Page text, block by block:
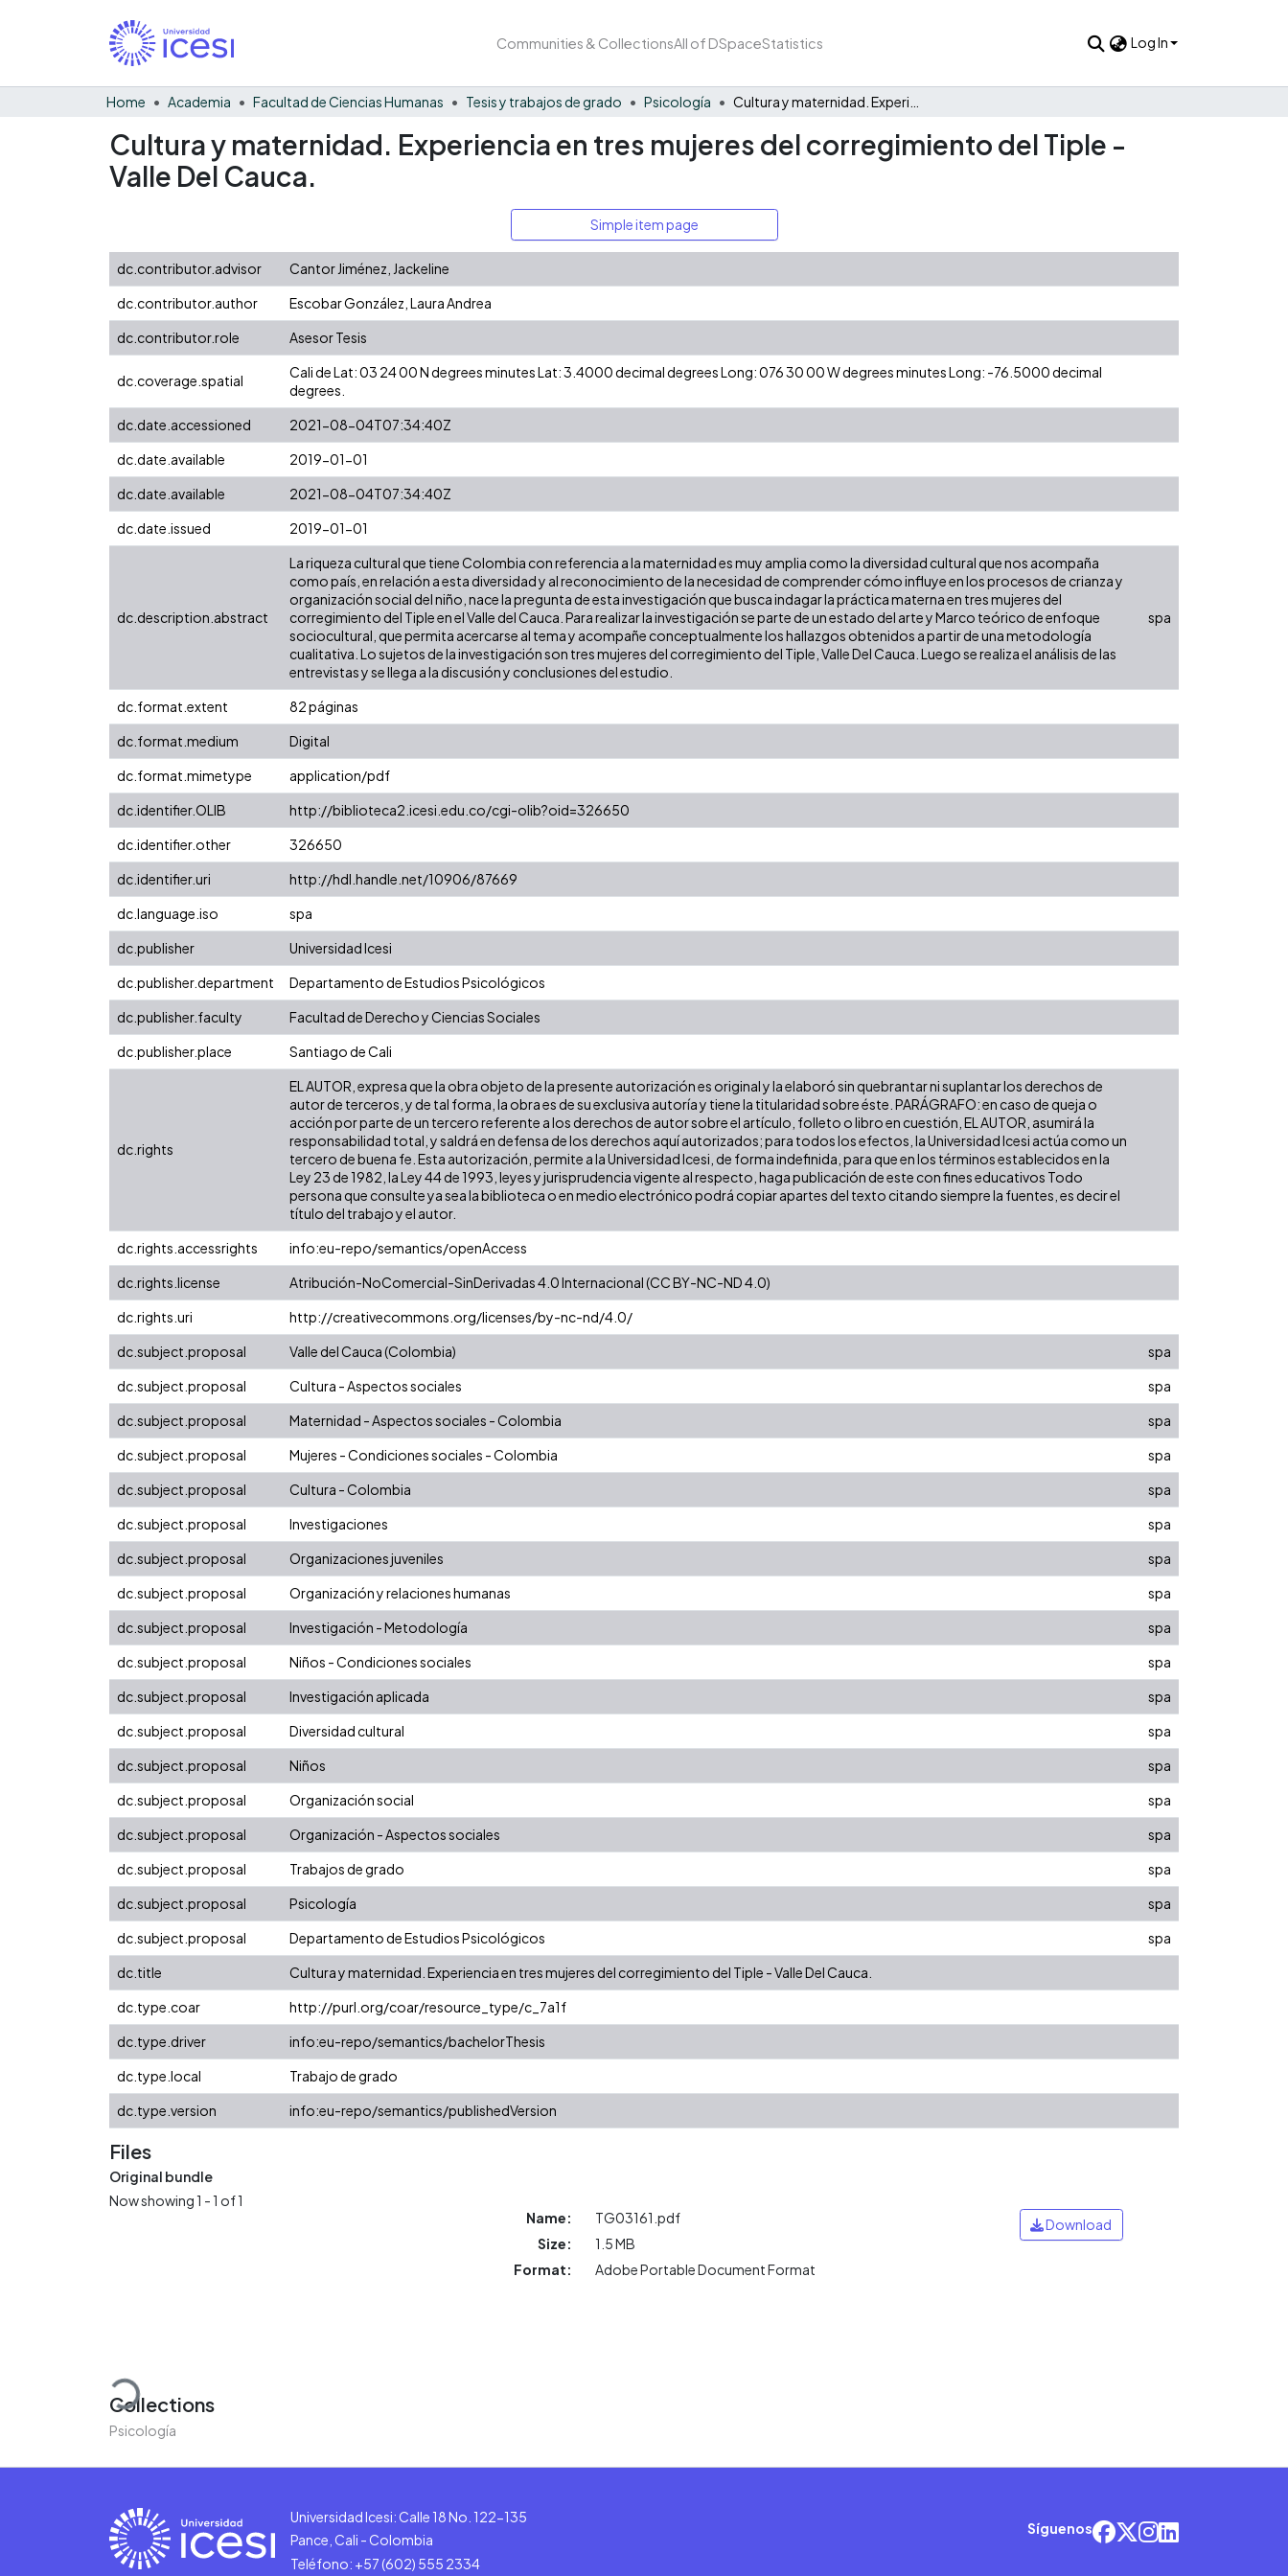
Communities & CollectionsAll of DSpaceStatistics Log In
Home Academia Facultad de Ciencias Humanas Tesis y trabajos de grado Psicología
Cultura y maternidad. Experiencia en tres mujeres del corregimiento del Tiple -
Valle Del Cauca.
Simple item page
dc.contributor.advisor
Cantor Jiménez, Jackeline
dc.contributor.author
Escobar González, Laura Andrea
dc.contributor.role
Asesor Tesis
dc.coverage.spatial
Cali de Lat: 03 24 00 N degrees minutes Lat: 3.4000 decimal degrees Long: 076 30 00 W degrees minutes Long: -76.5000 decimal
degrees.
dc.date.accessioned
2021-08-04T07:34:40Z
dc.date.available
2019-01-01
dc.date.available
2021-08-04T07:34:40Z
dc.date.issued
2019-01-01
dc.description.abstract
La riqueza cultural que tiene Colombia con referencia a la maternidad es muy amplia como la diversidad cultural que nos acompaña
como país, en relación a esta diversidad y al reconocimiento de la necesidad de comprender cómo influye en los procesos de crianza y
organización social del niño, nace la pregunta de esta investigación que busca indagar la práctica materna en tres mujeres del
corregimiento del Tiple en el Valle del Cauca. Para realizar la investigación se parte de un estado del arte y Marco teórico de enfoque
sociocultural, que permita acercarse al tema y acompañe conceptualmente los hallazgos obtenidos a partir de una metodología
cualitativa. Lo sujetos de la investigación son tres mujeres del corregimiento del Tiple, Valle Del Cauca. Luego se realiza el análisis de las
entrevistas y se llega a la discusión y conclusiones del estudio.
spa
dc.format.extent
82 páginas
dc.format.medium
Digital
dc.format.mimetype
application/pdf
dc.identifier.OLIB
http://biblioteca2.icesi.edu.co/cgi-olib?oid=326650
dc.identifier.other
326650
dc.identifier.uri
http://hdl.handle.net/10906/87669
dc.language.iso
spa
dc.publisher
Universidad Icesi
dc.publisher.department
Departamento de Estudios Psicológicos
dc.publisher.faculty
Facultad de Derecho y Ciencias Sociales
dc.publisher.place
Santiago de Cali
dc.rights
EL AUTOR, expresa que la obra objeto de la presente autorización es original y la elaboró sin quebrantar ni suplantar los derechos de
autor de terceros, y de tal forma, la obra es de su exclusiva autoría y tiene la titularidad sobre éste. PARÁGRAFO: en caso de queja o
acción por parte de un tercero referente a los derechos de autor sobre el artículo, folleto o libro en cuestión, EL AUTOR, asumirá la
responsabilidad total, y saldrá en defensa de los derechos aquí autorizados; para todos los efectos, la Universidad Icesi actúa como un
tercero de buena fe. Esta autorización, permite a la Universidad Icesi, de forma indefinida, para que en los términos establecidos en la
Ley 23 de 1982, la Ley 44 de 1993, leyes y jurisprudencia vigente al respecto, haga publicación de este con fines educativos Todo
persona que consulte ya sea la biblioteca o en medio electrónico podrá copiar apartes del texto citando siempre la fuentes, es decir el
título del trabajo y el autor.
dc.rights.accessrights
info:eu-repo/semantics/openAccess
dc.rights.license
Atribución-NoComercial-SinDerivadas 4.0 Internacional (CC BY-NC-ND 4.0)
dc.rights.uri
http://creativecommons.org/licenses/by-nc-nd/4.0/
dc.subject.proposal
Valle del Cauca (Colombia)
spa
dc.subject.proposal
Cultura - Aspectos sociales
spa
dc.subject.proposal
Maternidad - Aspectos sociales - Colombia
spa
dc.subject.proposal
Mujeres - Condiciones sociales - Colombia
spa
dc.subject.proposal
Cultura - Colombia
spa
dc.subject.proposal
Investigaciones
spa
dc.subject.proposal
Organizaciones juveniles
spa
dc.subject.proposal
Organización y relaciones humanas
spa
dc.subject.proposal
Investigación - Metodología
spa
dc.subject.proposal
Niños - Condiciones sociales
spa
dc.subject.proposal
Investigación aplicada
spa
dc.subject.proposal
Diversidad cultural
spa
dc.subject.proposal
Niños
spa
dc.subject.proposal
Organización social
spa
dc.subject.proposal
Organización - Aspectos sociales
spa
dc.subject.proposal
Trabajos de grado
spa
dc.subject.proposal
Psicología
spa
dc.subject.proposal
Departamento de Estudios Psicológicos
spa
dc.title
Cultura y maternidad. Experiencia en tres mujeres del corregimiento del Tiple - Valle Del Cauca.
dc.type.coar
http://purl.org/coar/resource_type/c_7a1f
dc.type.driver
info:eu-repo/semantics/bachelorThesis
dc.type.local
Trabajo de grado
dc.type.version
info:eu-repo/semantics/publishedVersion
Files
Original bundle
Now showing1 - 1 of 1
Loading...
Name:
TG03161.pdf
Size:
1.5 MB
Format:
Adobe Portable Document Format
Download
Collections
Psicología
Universidad Icesi: Calle 18 No. 122-135
Pance, Cali - Colombia
Teléfono: +57 (602) 555 2334
Síguenos